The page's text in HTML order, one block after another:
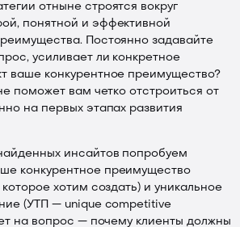
отныне строятся вокруг
понятной и эффективной
Постоянно задавайте
усиливает ли конкретное
ваше конкурентное преимущество?
поможет вам четко отстроиться от
на первых этапах развития
инсайтов попробуем
конкурентное преимущество
хотим создать) и уникальное
(УТП — unique competitive
на вопрос — почему клиенты должны